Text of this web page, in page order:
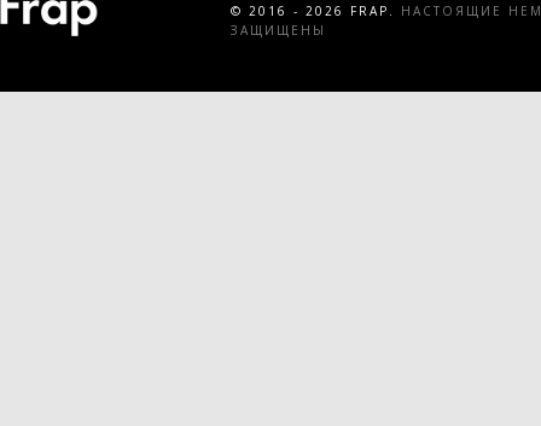
© 2016 - 2026 FRAP.
НАСТОЯЩИЕ
ЗАЩИЩЕНЫ